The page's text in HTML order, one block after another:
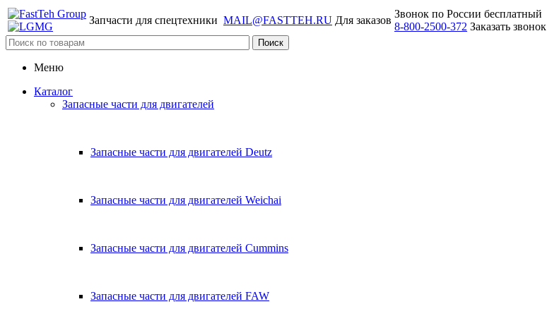
Запчасти для спецтехники MAIL@FASTTEH.RU Для заказов
Звонок по России бесплатный
8-800-2500-372 Заказать звонок
Меню
Каталог
Запасные части для двигателей
Запасные части для двигателей Deutz
Запасные части для двигателей Weichai
Запасные части для двигателей Cummins
Запасные части для двигателей FAW